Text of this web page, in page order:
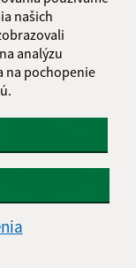
našich
analýzu
na pochopenie